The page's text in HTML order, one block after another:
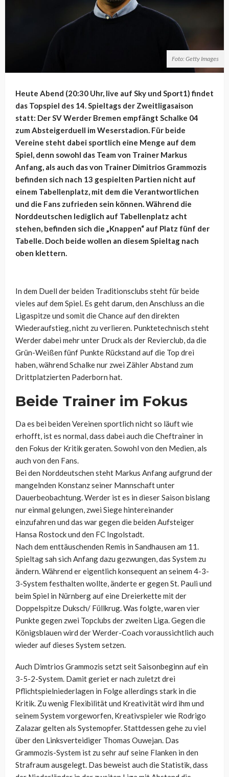
Foto: Getty Images
Heute Abend (20:30 Uhr, live auf Sky und Sport1) findet
das Topspiel des 14. Spieltags der Zweitligasaison
statt: Der SV Werder Bremen empfängt Schalke 04
zum Absteigerduell im Weserstadion. Für beide
Vereine steht dabei sportlich eine Menge auf dem
Spiel, denn sowohl das Team von Trainer Markus
Anfang, als auch das von Trainer Dimitrios Grammozis
befinden sich nach 13 gespielten Partien nicht auf
einem Tabellenplatz, mit dem die Verantwortlichen
und die Fans zufrieden sein können. Während die
Norddeutschen lediglich auf Tabellenplatz acht
stehen, befinden sich die „Knappen“ auf Platz fünf der
Tabelle. Doch beide wollen an diesem Spieltag nach
oben klettern.
In dem Duell der beiden Traditionsclubs steht für beide
vieles auf dem Spiel. Es geht darum, den Anschluss an die
Ligaspitze und somit die Chance auf den direkten
Wiederaufstieg, nicht zu verlieren. Punktetechnisch steht
Werder dabei mehr unter Druck als der Revierclub, da die
Grün-Weißen fünf Punkte Rückstand auf die Top drei
haben, während Schalke nur zwei Zähler Abstand zum
Drittplatzierten Paderborn hat.
Beide Trainer im Fokus
Da es bei beiden Vereinen sportlich nicht so läuft wie
erhofft, ist es normal, dass dabei auch die Cheftrainer in
den Fokus der Kritik geraten. Sowohl von den Medien, als
auch von den Fans.
Bei den Norddeutschen steht Markus Anfang aufgrund der
mangelnden Konstanz seiner Mannschaft unter
Dauerbeobachtung. Werder ist es in dieser Saison bislang
nur einmal gelungen, zwei Siege hintereinander
einzufahren und das war gegen die beiden Aufsteiger
Hansa Rostock und den FC Ingolstadt.
Nach dem enttäuschenden Remis in Sandhausen am 11.
Spieltag sah sich Anfang dazu gezwungen, das System zu
ändern. Während er eigentlich konsequent an seinem 4-3-
3-System festhalten wollte, änderte er gegen St. Pauli und
beim Spiel in Nürnberg auf eine Dreierkette mit der
Doppelspitze Duksch/ Füllkrug. Was folgte, waren vier
Punkte gegen zwei Topclubs der zweiten Liga. Gegen die
Königsblauen wird der Werder-Coach voraussichtlich auch
wieder auf dieses System setzen.
Auch Dimtrios Grammozis setzt seit Saisonbeginn auf ein
3-5-2-System. Damit geriet er nach zuletzt drei
Pflichtspielniederlagen in Folge allerdings stark in die
Kritik. Zu wenig Flexibilität und Kreativität wird ihm und
seinem System vorgeworfen, Kreativspieler wie Rodrigo
Zalazar gelten als Systemopfer. Stattdessen gehe zu viel
über den Linksverteidiger Thomas Ouwejan. Das
Grammozis-System ist zu sehr auf seine Flanken in den
Strafraum ausgelegt. Das beweist auch die Statistik, dass